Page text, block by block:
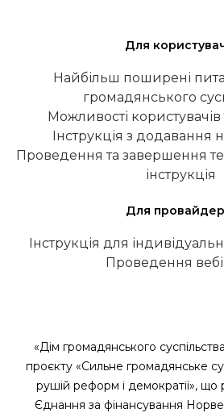
Для
Найбільш поширені
громадянського
Можливості користувачів
Інструкція з додавання
Проведення та завершення
інструкція
Для
Інструкція для
Проведення
«Дім громадянського
проєкту «Сильне громадянське
рушій реформ і демократії», що
Єднання за фінансування